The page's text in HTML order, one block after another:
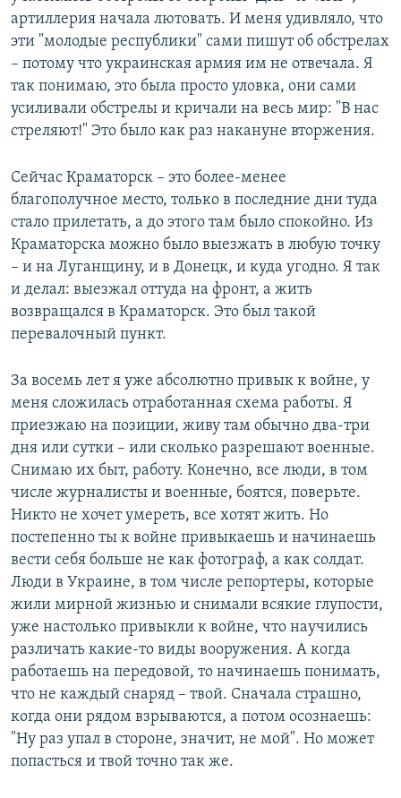
артиллерия начала лютовать. И меня удивляло, что
эти "молодые республики" сами пишут об обстрелах
– потому что украинская армия им не отвечала. Я
так понимаю, это была просто уловка, они сами
усиливали обстрелы и кричали на весь мир: "В нас
стреляют!" Это было как раз накануне вторжения.
Сейчас Краматорск – это более-менее
благополучное место, только в последние дни туда
стало прилетать, а до этого там было спокойно. Из
Краматорска можно было выезжать в любую точку
– и на Луганщину, и в Донецк, и куда угодно. Я так
и делал: выезжал оттуда на фронт, а жить
возвращался в Краматорск. Это был такой
перевалочный пункт.
За восемь лет я уже абсолютно привык к войне, у
меня сложилась отработанная схема работы. Я
приезжаю на позиции, живу там обычно два-три
дня или сутки – или сколько разрешают военные.
Снимаю их быт, работу. Конечно, все люди, в том
числе журналисты и военные, боятся, поверьте.
Никто не хочет умереть, все хотят жить. Но
постепенно ты к войне привыкаешь и начинаешь
вести себя больше не как фотограф, а как солдат.
Люди в Украине, в том числе репортеры, которые
жили мирной жизнью и снимали всякие глупости,
уже настолько привыкли к войне, что научились
различать какие-то виды вооружения. А когда
работаешь на передовой, то начинаешь понимать,
что не каждый снаряд – твой. Сначала страшно,
когда они рядом взрываются, а потом осознаешь:
"Ну раз упал в стороне, значит, не мой". Но может
попасться и твой точно так же.